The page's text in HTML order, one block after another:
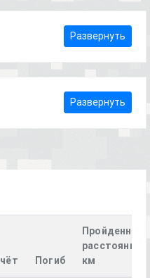
Развернуть
Развернуть
Погиб
Пройденное
расстояние,
км